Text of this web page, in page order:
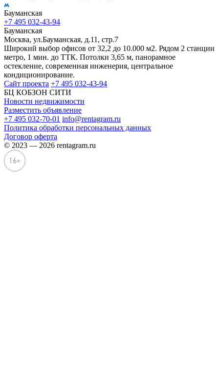
Бауманская
+7 495 032-43-94
Бауманская
Москва, ул.Бауманская, д.11, стр.7
Широкий выбор офисов от 32,2 до 10.000 м2. Рядом 2 станции
метро, 1 мин. до ТТК. Потолки 3,65 м, панорамное
остекление, современная инженерия, центральное
кондиционирование.
Сайт проекта +7 495 032-43-94
БЦ КОБЗОН СИТИ
Новости недвижимости
Разместить объявление
+7 495 032-70-01 info@rentagram.ru
Политика обработки персональных данных
Договор оферта
© 2023 — 2026 rentagram.ru